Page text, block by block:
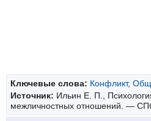
Ключевые слова: Конфликт,
Источник: Ильин Е. П.,
межличностных отношений. —